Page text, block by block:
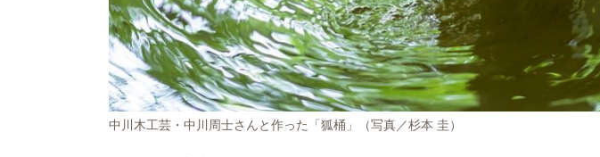
中川木工芸・中川周士さんと作った「狐桶」（写真／杉本 圭）